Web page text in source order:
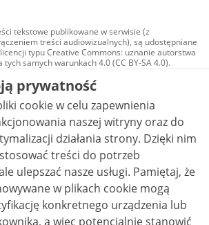
tekstowe publikowane w serwisie (z
treści audiowizualnych), są udostępniane
typu Creative Commons: uznanie autorstwa
tych samych warunkach 4.0 (CC BY-SA 4.0).
audiowizualne, w tym zdjęcia, materiały
i wideo, są udostępniane na licencji typu
Commons: uznanie autorstwa użycie
- bez utworów zależnych 4.0 (CC BY-
ND 4.0), o ile nie jest to stwierdzone inaczej.
prywatność
cookie w celu zapewnienia
naszej witryny oraz do
działania strony. Dzięki nim
treści do potrzeb
nasze usługi. Pamiętaj, że
w plikach cookie mogą
konkretnego urządzenia lub
a więc potencjalnie stanowić